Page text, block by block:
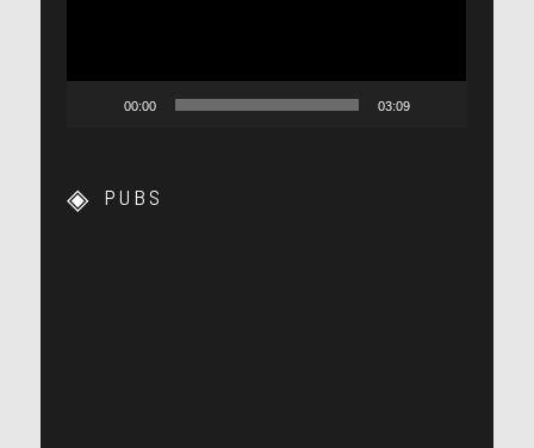
00:00 03:09
PUBS